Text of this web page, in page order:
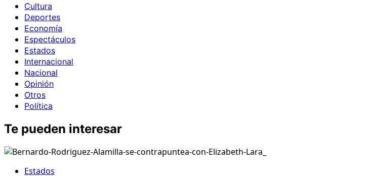
Cultura
Deportes
Economía
Espectáculos
Estados
Internacional
Nacional
Opinión
Otros
Política
Te pueden interesar
Estados